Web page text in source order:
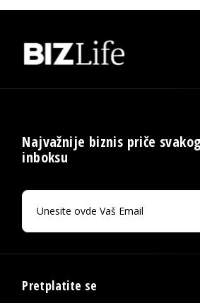
Najvažnije biznis priče
inboksu
Pretplatite se